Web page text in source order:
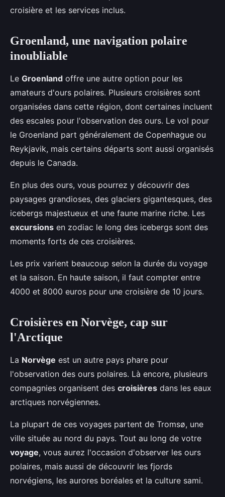
croisière et les services inclus.
Groenland, une navigation polaire
inoubliable
Le Groenland offre une autre option pour les
amateurs d'ours polaires. Plusieurs croisières sont
organisées dans cette région, dont certaines incluent
des escales pour l'observation des ours. Le vol pour
le Groenland part généralement de Copenhague ou
Reykjavik, mais certains départs sont aussi organisés
depuis le Canada.
En plus des ours, vous pourrez y découvrir des
paysages grandioses, des glaciers gigantesques, des
icebergs majestueux et une faune marine riche. Les
excursions en zodiac le long des icebergs sont des
moments forts de ces croisières.
Les prix varient beaucoup selon la durée du voyage
et la saison. En haute saison, il faut compter entre
4000 et 8000 euros pour une croisière de 10 jours.
Croisières en Norvège, cap sur
l'Arctique
La Norvège est un autre pays phare pour
l'observation des ours polaires. Là encore, plusieurs
compagnies organisent des croisières dans les eaux
arctiques norvégiennes.
La plupart de ces voyages partent de Tromsø, une
ville située au nord du pays. Tout au long de votre
voyage, vous aurez l'occasion d'observer les ours
polaires, mais aussi de découvrir les fjords
norvégiens, les aurores boréales et la culture sami.